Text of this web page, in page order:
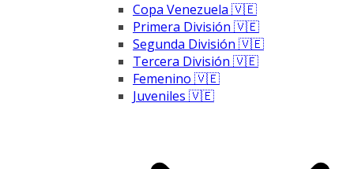
Copa Venezuela 🇻🇪
Primera División 🇻🇪
Segunda División 🇻🇪
Tercera División 🇻🇪
Femenino 🇻🇪
Juveniles 🇻🇪